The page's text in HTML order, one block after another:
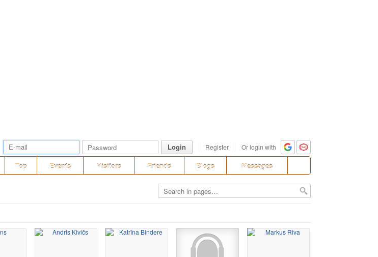
Login Register Or login with
Top Events Visitors Friends Blogs Messages